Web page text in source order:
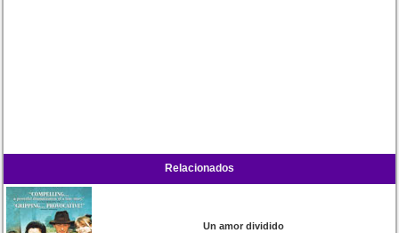
Relacionados
Un amor dividido